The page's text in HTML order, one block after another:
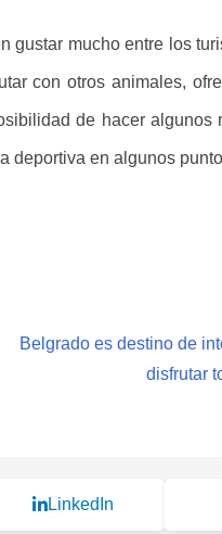
gustar mucho entre los
con otros animales,
de hacer algunos
deportiva en algunos
Belgrado es destino de
disfrutar
LinkedIn